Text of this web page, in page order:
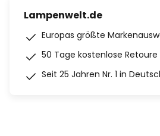
Lampenwelt.de
Europas größte
50 Tage kostenlose Retoure
Seit 25 Jahren Nr. 1 in